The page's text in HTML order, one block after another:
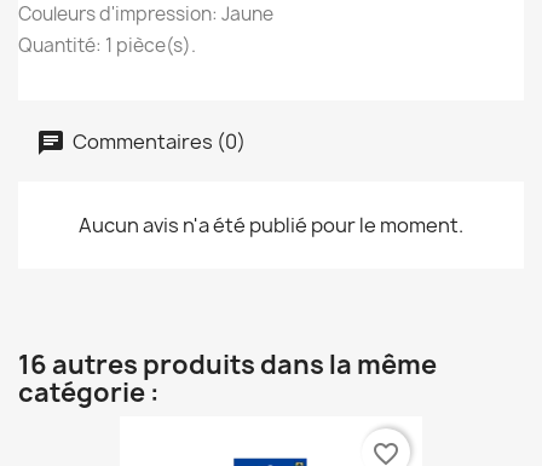
Couleurs d'impression: Jaune
Quantité: 1 pièce(s).
Commentaires (0)
Aucun avis n'a été publié pour le moment.
16 autres produits dans la même
catégorie :
favorite_border